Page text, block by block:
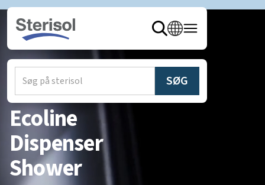
Ecoline
Dispenser
Shower